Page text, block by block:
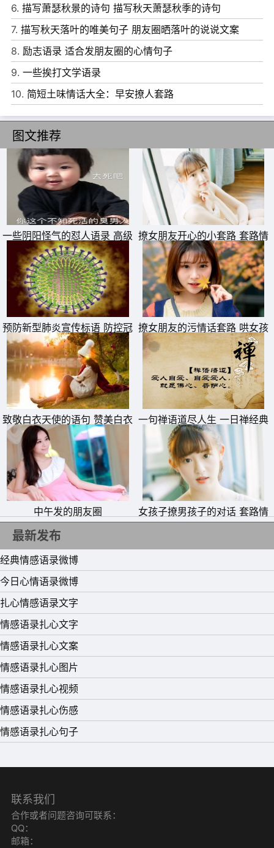
能来陪你。
7、男人虽然喜欢摆出点大男子主义的姿态，但绝大多数男
人更喜欢的是那种思想上独立、人格上独立、经济上独立的
女人，毕竟，妻子才是家里的核心。
8、多和比你的生活状况差的女人聊聊，感受一下她们的辛
苦，自信，朴实与忍让;你会觉得常与苦人处，相比就知
足。
9、已经错失的好男人不要往懊悔，他们不属于你，于是你
要睁大眼睛再找一个。
10、如果决定离开一个人，行动要快一点，快刀斩乱麻;如
果决定爱上一个人，时间拉长一点，看清楚是否适合你。
11、如果男人以他忙为理由，不来探你的病情，不回你的邮
件，不关心你的现状，不能和你承担生活的重负，无法给你
勇气。勇敢一点，自动离开。没有什么比自己关心自己来得
实在。而一个不爱你的人，你付出的再多，他再好，那也不
过是浪费时间和精力。
12、得按你想的去生活，否则，你迟早会按你生活的去想。
13、不管天气怎样，给自己的世界一片晴朗;不管季节变
换，让自己的内心鸟语花香。
14、居室要有鲜花，记得换水。如果要出差，清理之后再出
门，不要回来面对一屋子的蚊子和虫子。
15、凡事想别人感激，那是必然要失望的。——《故园》
6. 描写萧瑟秋景的诗句 描写秋天萧瑟秋季的诗句
7. 描写秋天落叶的唯美句子 朋友圈晒落叶的说说文案
8. 励志语录 适合发朋友圈的心情句子
9. 一些挨打文学语录
10. 简短土味情话大全：早安撩人套路
图文推荐
一些阴阳怪气的怼人语录 高级
怼人的话短句
撩女朋友开心的小套路 套路情
话大全一问一答
预防新型肺炎宣传标语 防控冠
状病毒疫情横幅警示标语
撩女朋友的污情话套路 哄女孩
子开心的套路对话
致敬白衣天使的语句 赞美白衣
天使一句话
一句禅语道尽人生 一日禅经典
句子
中午发的朋友圈
女孩子撩男孩子的对话 套路情
话撩女朋友的对话一问一答
最新发布
经典情感语录微博
今日心情语录微博
扎心情感语录文字
情感语录扎心文字
情感语录扎心文案
情感语录扎心图片
情感语录扎心视频
情感语录扎心伤感
情感语录扎心句子
联系我们
合作或者问题咨询可联系：
QQ：
邮箱：